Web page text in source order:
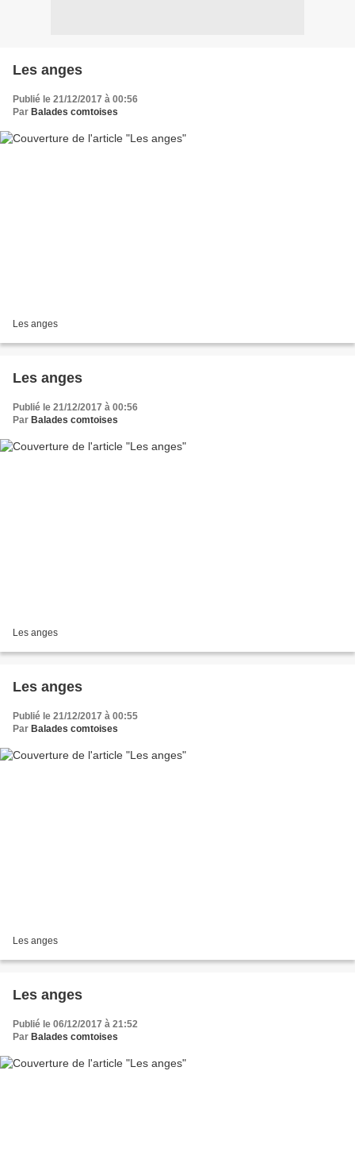
Les anges
Publié le 21/12/2017 à 00:56
Par Balades comtoises
Les anges
Les anges
Publié le 21/12/2017 à 00:56
Par Balades comtoises
Les anges
Les anges
Publié le 21/12/2017 à 00:55
Par Balades comtoises
Les anges
Les anges
Publié le 06/12/2017 à 21:52
Par Balades comtoises